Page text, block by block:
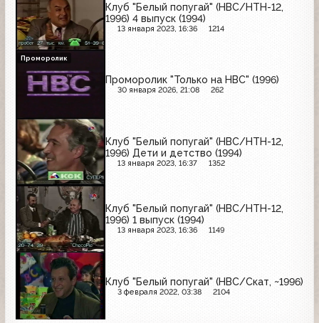
Клуб "Белый попугай" (НВС/НТН-12,
1996) 4 выпуск (1994)
13 января 2023, 16:36 1214
Проморолик "Только на НВС" (1996)
30 января 2026, 21:08 262
Проморолик
Клуб "Белый попугай" (НВС/НТН-12,
1996) Дети и детство (1994)
13 января 2023, 16:37 1352
Клуб "Белый попугай" (НВС/НТН-12,
1996) 1 выпуск (1994)
13 января 2023, 16:36 1149
Клуб "Белый попугай" (НВС/Скат, ~1996)
3 февраля 2022, 03:38 2104